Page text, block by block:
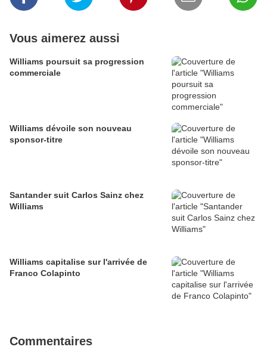
Vous aimerez aussi
Williams poursuit sa progression
commerciale
Williams dévoile son nouveau
sponsor-titre
Santander suit Carlos Sainz chez
Williams
Williams capitalise sur l'arrivée de
Franco Colapinto
Commentaires